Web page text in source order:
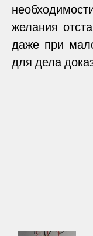
желания
даже при
для дела